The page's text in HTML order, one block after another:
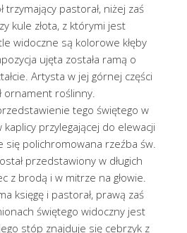
trzymający pastorał, niżej zaś
kule złota, z którymi jest
widoczne są kolorowe kłęby
ujęta została ramą o
Artysta w jej górnej części
ornament roślinny.
tego świętego w
przylegającej do elewacji
się polichromowana rzeźba św.
przedstawiony w długich
z brodą i w mitrze na głowie.
księgę i pastorał, prawą zaś
świętego widoczny jest
stóp znajduje się cebrzyk z